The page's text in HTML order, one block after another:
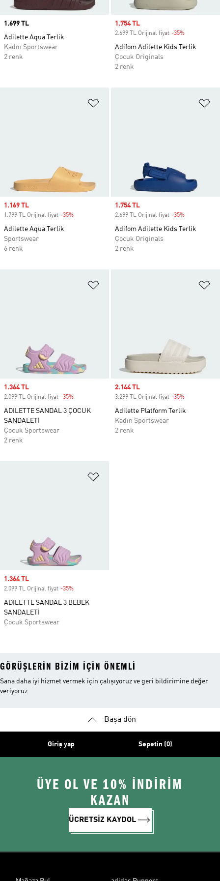
Price
1.699 TL
Adilette Aqua Terlik
Kadın Sportswear
2 renk
Sale price
1.754 TL
2.699 TL Orijinal fiyat -35%
Adifom Adilette Kids Terlik
Çocuk Originals
2 renk
Sale price
1.169 TL
1.799 TL Orijinal fiyat -35%
Adilette Aqua Terlik
Sportswear
6 renk
Sale price
1.754 TL
2.699 TL Orijinal fiyat -35%
Adifom Adilette Kids Terlik
Çocuk Originals
2 renk
Sale price
1.364 TL
2.099 TL Orijinal fiyat -35%
ADILETTE SANDAL 3 ÇOCUK
SANDALETİ
Çocuk Sportswear
2 renk
Sale price
2.144 TL
3.299 TL Orijinal fiyat -35%
Adilette Platform Terlik
Kadın Sportswear
2 renk
Sale price
1.364 TL
2.099 TL Orijinal fiyat -35%
ADILETTE SANDAL 3 BEBEK
SANDALETİ
Çocuk Sportswear
GÖRÜŞLERIN BIZIM IÇIN ÖNEMLI
Sana daha iyi hizmet vermek için çalışıyoruz ve geri bildirimine değer
veriyoruz
Başa dön
Giriş yap Sepetin (0)
ÜYE OL VE 10% İNDİRİM
KAZAN
ÜCRETSİZ KAYDOL